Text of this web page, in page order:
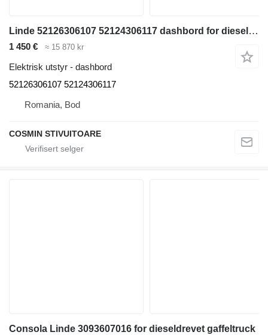
Linde 52126306107 52124306117 dashbord for dieseldrevet gaffeltruck
1 450 € ≈ 15 870 kr
Elektrisk utstyr - dashbord
52126306107 52124306117
Romania, Bod
COSMIN STIVUITOARE
Consola Linde 3093607016 for dieseldrevet gaffeltruck